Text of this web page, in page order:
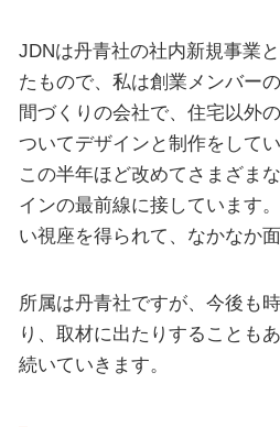
JDNは丹青社の社内新規事業
たもので、私は創業メンバー
間づくりの会社で、住宅以外
ついてデザインと制作をして
この半年ほど改めてさまざま
インの最前線に接しています
い視座を得られて、なかなか面
所属は丹青社ですが、今後も
り、取材に出たりすることも
続いていきます。